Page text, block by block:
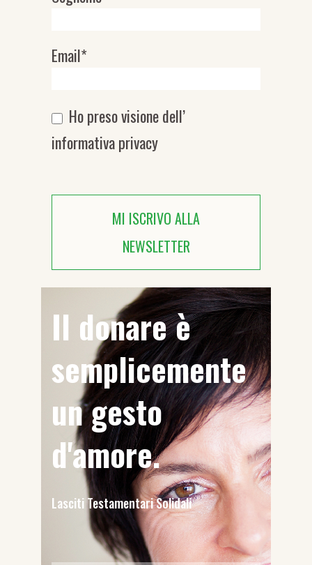
Email*
Ho preso visione dell’
informativa privacy
MI ISCRIVO ALLA
NEWSLETTER
Il donare è
semplicemente
un gesto
d'amore.
Lasciti Testamentari Solidali